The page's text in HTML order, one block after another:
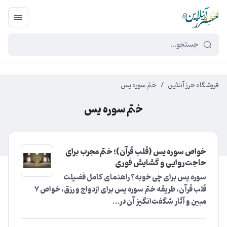
449f43cf-3da2-4422-bb12-2566cb5b8b05
فروشگاه حرز آنلاین / ختم سوره یس
ختم سوره یس
خواص سوره یس (قلب قرآن)؛ ختم مجرب برای
حاجت‌روایی و گشایش فوری
سوره یس برای چی خوبه؟ راهنمای کامل فضیلت
قلب قرآن، طریقه ختم سوره یس برای ازدواج و رزق، خواص 7
مبین و آثار شگفت‌انگیز آن در...